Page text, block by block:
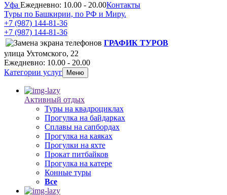
Уфа Ежедневно: 10.00 - 20.00Контакты
Туры по Башкирии, по РФ и Миру.
+7 (987) 144-81-36
+7 (987) 144-81-36
ГРАФИК ТУРОВ
улица Ухтомского, 22
Ежедневно: 10.00 - 20.00
Категории услуг
Меню
Активный отдых
Туры на квадроциклах
Прогулка на байдарках
Сплавы на сапбордах
Прогулка на каяках
Прогулки на яхте
Прокат питбайков
Прогулка на катере
Конные туры
Все